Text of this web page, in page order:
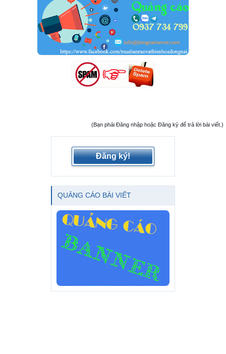
(Bạn phải Đăng nhập hoặc Đăng ký để trả lời bài viết.)
Đăng ký!
QUẢNG CÁO BÀI VIẾT